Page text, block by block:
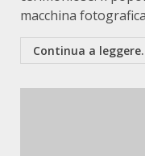
macchina
Continua a